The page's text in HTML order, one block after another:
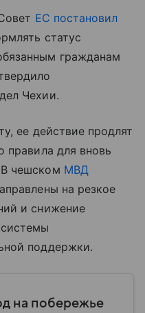
ЕС постановил
статус
гражданам
Чехии.
ее действие продлят
правила для вновь
чешском МВД
на резкое
и снижение
поддержки.
на побережье